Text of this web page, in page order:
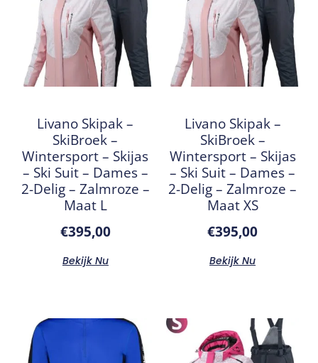
Livano Skipak –
SkiBroek –
Wintersport – Skijas
– Ski Suit – Dames –
2-Delig – Zalmroze –
Maat L
€395,00
Bekijk Nu
Livano Skipak –
SkiBroek –
Wintersport – Skijas
– Ski Suit – Dames –
2-Delig – Zalmroze –
Maat XS
€395,00
Bekijk Nu